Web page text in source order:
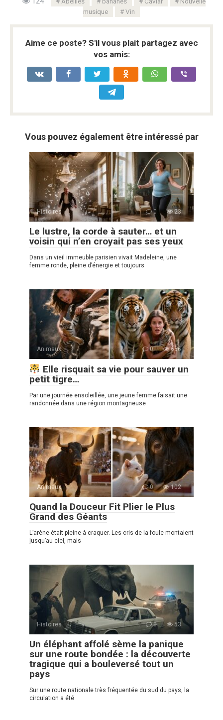
musique
Vin
Aime ce poste? S'il vous plait partagez avec
vos amis:
Vous pouvez également être intéressé par
Histoires 0 23
Le lustre, la corde à sauter… et un
voisin qui n’en croyait pas ses yeux
Dans un vieil immeuble parisien vivait Madeleine, une
femme ronde, pleine d’énergie et toujours
Animaux 0 656
Elle risquait sa vie pour sauver un
petit tigre…
Par une journée ensoleillée, une jeune femme faisait une
randonnée dans une région montagneuse
Animaux 0 102
Quand la Douceur Fit Plier le Plus
Grand des Géants
L’arène était pleine à craquer. Les cris de la foule montaient
jusqu’au ciel, mais
Histoires 0 53
Un éléphant affolé sème la panique
sur une route bondée : la découverte
tragique qui a bouleversé tout un
pays
Sur une route nationale très fréquentée du sud du pays, la
circulation a été